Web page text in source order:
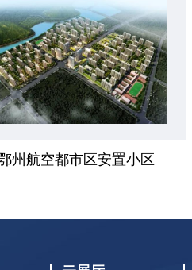
州航空都市区安置小区